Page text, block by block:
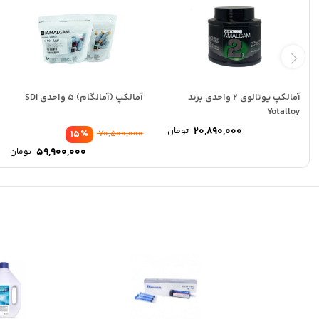
آمالکپ یوتالوی 2 واحدی برند
Yotalloy
20,890,000 تومان
آمالکپ (آمالگام) 5 واحدی SDI
٪15 70,500,000
59,900,000 تومان